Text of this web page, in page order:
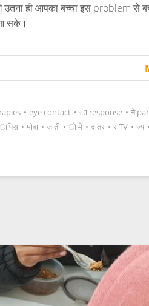
ही आपका बच्चा इस problem से
सके।
• eye contact • ा response • ने
ापिस • मोबा • जाती • ो मे • दातर • र TV • ज्य •